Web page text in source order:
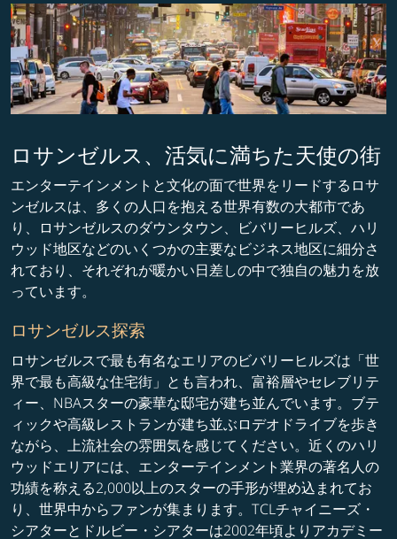
ロサンゼルス、活気に満ちた天使の街
エンターテインメントと文化の面で世界をリードするロサ
ンゼルスは、多くの人口を抱える世界有数の大都市であ
り、ロサンゼルスのダウンタウン、ビバリーヒルズ、ハリ
ウッド地区などのいくつかの主要なビジネス地区に細分さ
れており、それぞれが暖かい日差しの中で独自の魅力を放
っています。
ロサンゼルス探索
ロサンゼルスで最も有名なエリアのビバリーヒルズは「世
界で最も高級な住宅街」とも言われ、富裕層やセレブリテ
ィー、NBAスターの豪華な邸宅が建ち並んでいます。ブテ
ィックや高級レストランが建ち並ぶロデオドライブを歩き
ながら、上流社会の雰囲気を感じてください。近くのハリ
ウッドエリアには、エンターテインメント業界の著名人の
功績を称える2,000以上のスターの手形が埋め込まれてお
り、世界中からファンが集まります。TCLチャイニーズ・
シアターとドルビー・シアターは2002年頃よりアカデミー